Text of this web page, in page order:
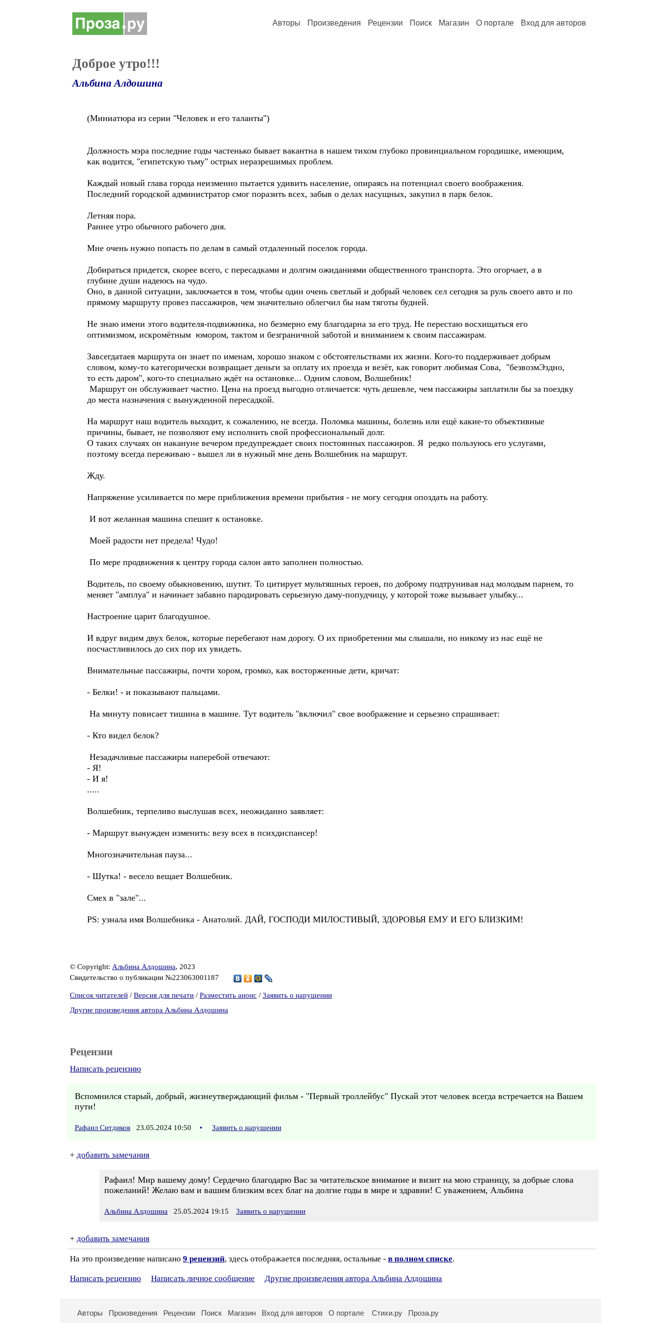
Авторы Произведения Рецензии Поиск Магазин О портале Вход для авторов
Доброе утро!!!
Альбина Алдошина
(Миниатюра из серии "Человек и его таланты")
Должность мэра последние годы частенько бывает вакантна в нашем тихом глубоко провинциальном городишке, имеющим,
как водится, "египетскую тьму" острых неразрешимых проблем.
Каждый новый глава города неизменно пытается удивить население, опираясь на потенциал своего воображения.
Последний городской администратор смог поразить всех, забыв о делах насущных, закупил в парк белок.
Летняя пора.
Раннее утро обычного рабочего дня.
Мне очень нужно попасть по делам в самый отдаленный поселок города.
Добираться придется, скорее всего, с пересадками и долгим ожиданиями общественного транспорта. Это огорчает, а в
глубине души надеюсь на чудо.
Оно, в данной ситуации, заключается в том, чтобы один очень светлый и добрый человек сел сегодня за руль своего авто и по
прямому маршруту провез пассажиров, чем значительно облегчил бы нам тяготы будней.
Не знаю имени этого водителя-подвижника, но безмерно ему благодарна за его труд. Не перестаю восхищаться его
оптимизмом, искромётным юмором, тактом и безграничной заботой и вниманием к своим пассажирам.
Завсегдатаев маршрута он знает по именам, хорошо знаком с обстоятельствами их жизни. Кого-то поддерживает добрым
словом, кому-то категорически возвращает деньги за оплату их проезда и везёт, как говорит любимая Сова, "безвозмЭздно,
то есть даром", кого-то специально ждёт на остановке... Одним словом, Волшебник!
Маршрут он обслуживает частно. Цена на проезд выгодно отличается: чуть дешевле, чем пассажиры заплатили бы за поездку
до места назначения с вынужденной пересадкой.
На маршрут наш водитель выходит, к сожалению, не всегда. Поломка машины, болезнь или ещё какие-то объективные
причины, бывает, не позволяют ему исполнить свой профессиональный долг.
О таких случаях он накануне вечером предупреждает своих постоянных пассажиров. Я редко пользуюсь его услугами,
поэтому всегда переживаю - вышел ли в нужный мне день Волшебник на маршрут.
Жду.
Напряжение усиливается по мере приближения времени прибытия - не могу сегодня опоздать на работу.
И вот желанная машина спешит к остановке.
Моей радости нет предела! Чудо!
По мере продвижения к центру города салон авто заполнен полностью.
Водитель, по своему обыкновению, шутит. То цитирует мультяшных героев, по доброму подтрунивая над молодым парнем, то
меняет "амплуа" и начинает забавно пародировать серьезную даму-попудчицу, у которой тоже вызывает улыбку...
Настроение царит благодушное.
И вдруг видим двух белок, которые перебегают нам дорогу. О их приобретении мы слышали, но никому из нас ещё не
посчастливилось до сих пор их увидеть.
Внимательные пассажиры, почти хором, громко, как восторженные дети, кричат:
- Белки! - и показывают пальцами.
На минуту повисает тишина в машине. Тут водитель "включил" свое воображение и серьезно спрашивает:
- Кто видел белок?
Незадачливые пассажиры наперебой отвечают:
- Я!
- И я!
.....
Волшебник, терпеливо выслушав всех, неожиданно заявляет:
- Маршрут вынужден изменить: везу всех в психдиспансер!
Многозначительная пауза...
- Шутка! - весело вещает Волшебник.
Смех в "зале"...
PS: узнала имя Волшебника - Анатолий. ДАЙ, ГОСПОДИ МИЛОСТИВЫЙ, ЗДОРОВЬЯ ЕМУ И ЕГО БЛИЗКИМ!
© Copyright: Альбина Алдошина, 2023
Свидетельство о публикации №223063001187
Список читателей / Версия для печати / Разместить анонс / Заявить о нарушении
Другие произведения автора Альбина Алдошина
Рецензии
Написать рецензию
Вспомнился старый, добрый, жизнеутверждающий фильм - "Первый троллейбус" Пускай этот человек всегда встречается на Вашем
пути!
Рафаил Ситдиков 23.05.2024 10:50 • Заявить о нарушении
+ добавить замечания
Рафаил! Мир вашему дому! Сердечно благодарю Вас за читательское внимание и визит на мою страницу, за добрые слова
пожеланий! Желаю вам и вашим близким всех благ на долгие годы в мире и здравии! С уважением, Альбина
Альбина Алдошина 25.05.2024 19:15 Заявить о нарушении
+ добавить замечания
На это произведение написано 9 рецензий, здесь отображается последняя, остальные - в полном списке.
Написать рецензию Написать личное сообщение Другие произведения автора Альбина Алдошина
Авторы Произведения Рецензии Поиск Магазин Вход для авторов О портале Стихи.ру Проза.ру